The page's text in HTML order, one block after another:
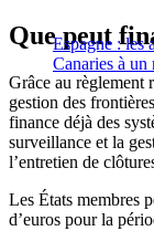
Espagne : les
Canaries à
Que peut
Grâce au règlement
gestion des
finance déjà des
surveillance et la
l’entretien de
Les États membres
d’euros pour la